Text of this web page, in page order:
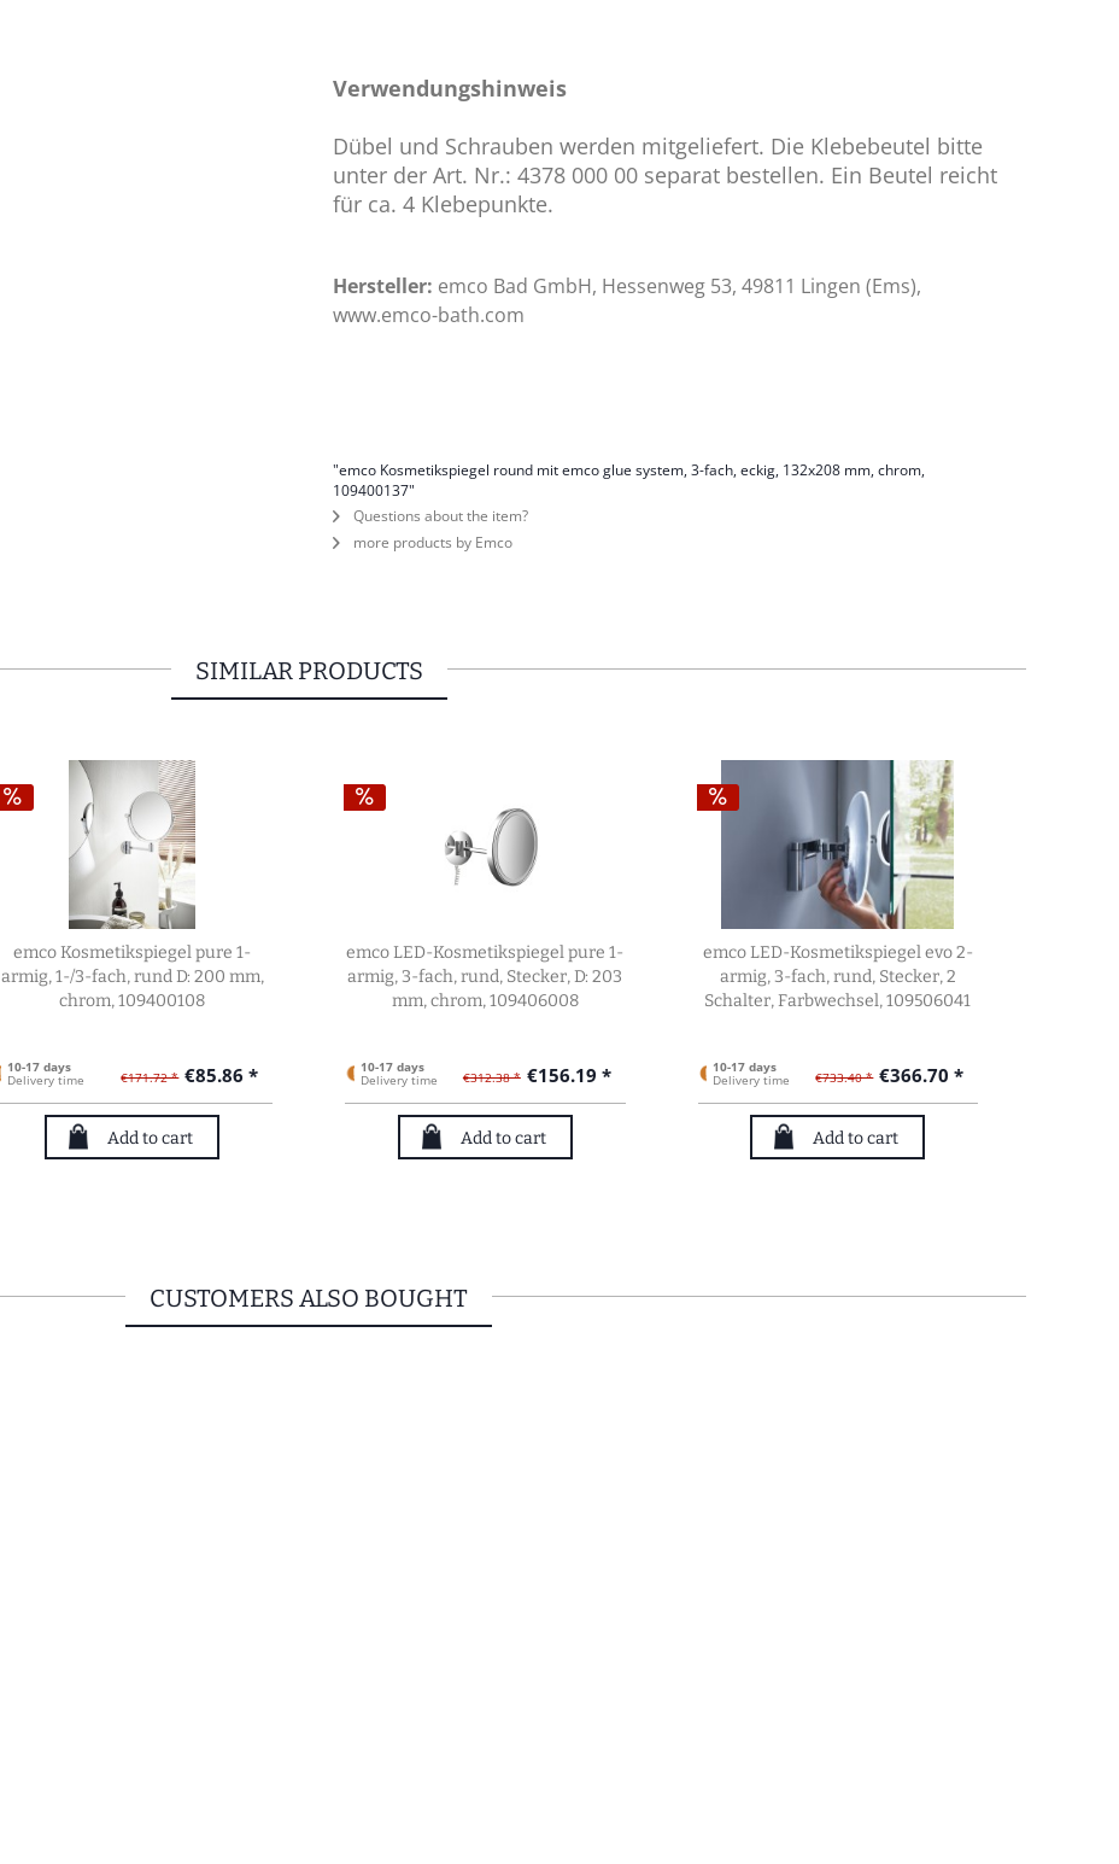
Verwendungshinweis
Dübel und Schrauben werden mitgeliefert. Die Klebebeutel bitte
unter der Art. Nr.: 4378 000 00 separat bestellen. Ein Beutel reicht
für ca. 4 Klebepunkte.
Hersteller: emco Bad GmbH, Hessenweg 53, 49811 Lingen (Ems),
www.emco-bath.com
"emco Kosmetikspiegel round mit emco glue system, 3-fach, eckig, 132x208 mm, chrom,
109400137"
Questions about the item?
more products by Emco
SIMILAR PRODUCTS
emco Kosmetikspiegel pure 1-
armig, 1-/3-fach, rund D: 200 mm,
chrom, 109400108
10-17 days
Delivery time €171.72 * €85.86 *
Add to cart
emco LED-Kosmetikspiegel pure 1-
armig, 3-fach, rund, Stecker, D: 203
mm, chrom, 109406008
10-17 days
Delivery time €312.38 * €156.19 *
Add to cart
emco LED-Kosmetikspiegel evo 2-
armig, 3-fach, rund, Stecker, 2
Schalter, Farbwechsel, 109506041
10-17 days
Delivery time €733.40 * €366.70 *
Add to cart
CUSTOMERS ALSO BOUGHT